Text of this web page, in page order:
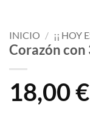
INICIO / ¡¡ HOY
Corazón con
18,00€